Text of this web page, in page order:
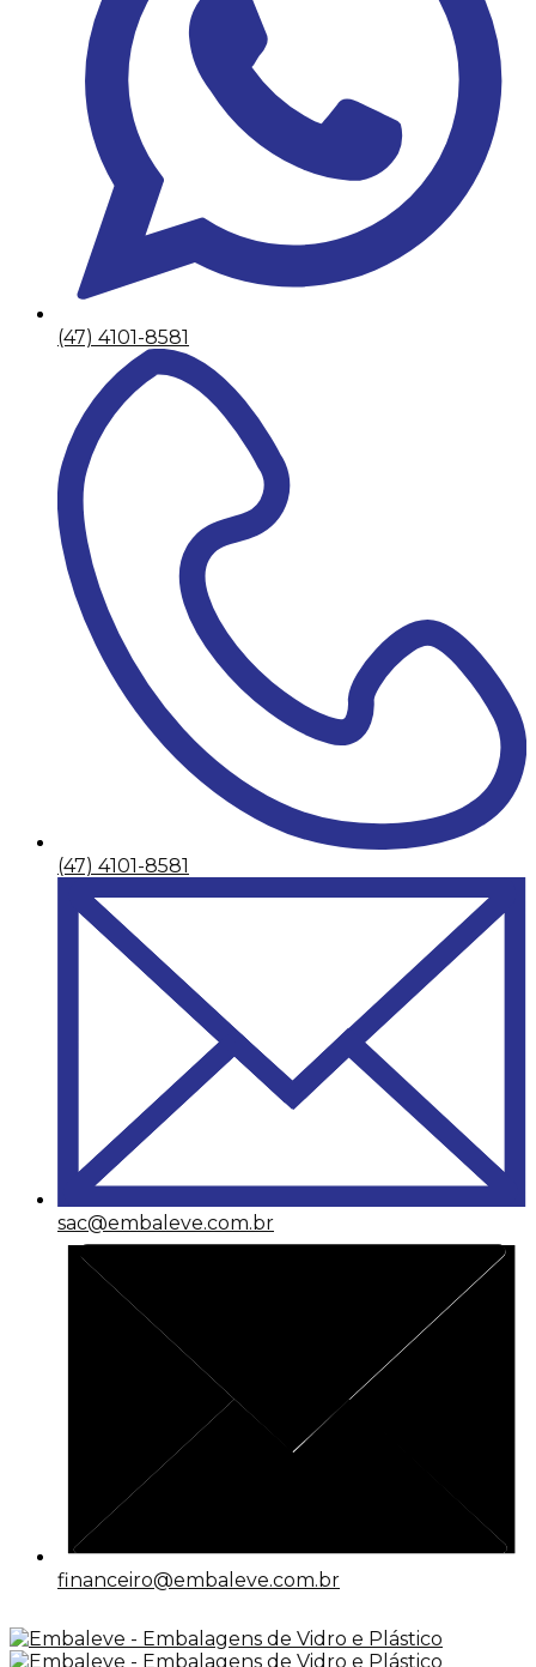
(47) 4101-8581
(47) 4101-8581
sac@embaleve.com.br
financeiro@embaleve.com.br